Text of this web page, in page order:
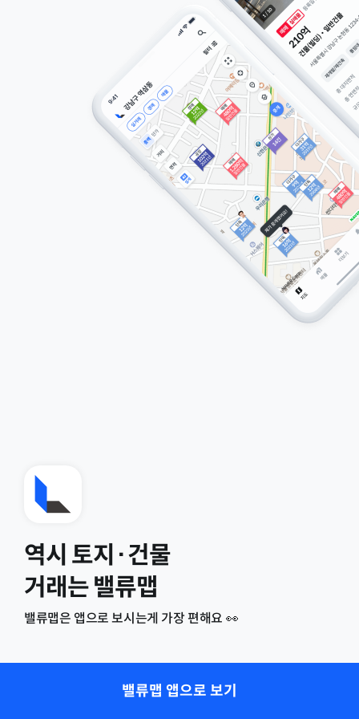
역시 토지·건물
거래는 밸류맵
밸류맵은 앱으로 보시는게 가장 편해요 👀
밸류맵 앱으로 보기